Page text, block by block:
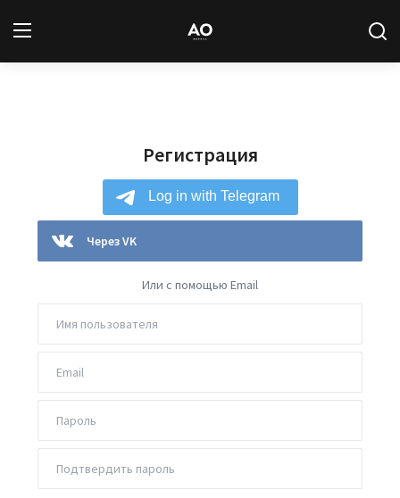
Авторы
База знаний
Подписка
Регистрация
Через VK
Или с помощью Email